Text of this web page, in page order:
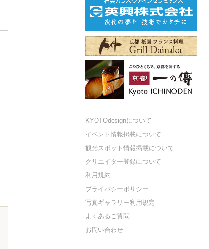
KYOTOdesignについて
イベント情報掲載について
観光スポット情報掲載について
クリエイター登録について
利用規約
プライバシーポリシー
写真ギャラリー利用規定
よくあるご質問
お問い合わせ